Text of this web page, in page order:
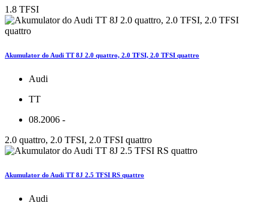
1.8 TFSI
Akumulator do Audi TT 8J 2.0 quattro, 2.0 TFSI, 2.0 TFSI quattro
Audi
TT
08.2006 -
2.0 quattro, 2.0 TFSI, 2.0 TFSI quattro
Akumulator do Audi TT 8J 2.5 TFSI RS quattro
Audi